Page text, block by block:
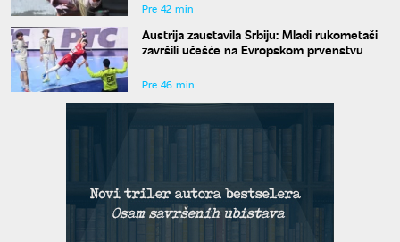
Pre 42 min
Austrija zaustavila Srbiju: Mladi rukometaši
završili učešće na Evropskom prvenstvu
Pre 46 min